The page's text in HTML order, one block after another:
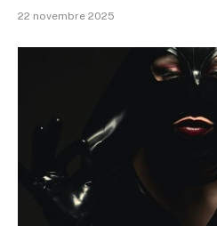
22 novembre 2025